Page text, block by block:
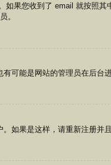
果您收到了 email 就按照其
。
可能是网站的管理员在后台
如果是这样，请重新注册并且